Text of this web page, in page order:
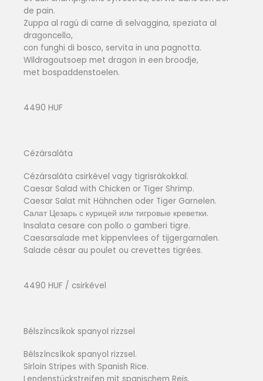
de pain.
Zuppa al ragú di carne di selvaggina, speziata al
dragoncello,
con funghi di bosco, servita in una pagnotta.
Wildragoutsoep met dragon in een broodje,
met bospaddenstoelen.
4490 HUF
Cézársaláta
Cézársaláta csirkével vagy tigrisrákokkal.
Caesar Salad with Chicken or Tiger Shrimp.
Caesar Salat mit Hähnchen oder Tiger Garnelen.
Салат Цезарь с курицей или тигровые креветки.
Insalata cesare con pollo o gamberi tigre.
Caesarsalade met kippenvlees of tijgergarnalen.
Salade césar au poulet ou crevettes tigrées.
4490 HUF / csirkével
Bélszíncsíkok spanyol rizzsel
Bélszíncsíkok spanyol rizzsel.
Sirloin Stripes with Spanish Rice.
Lendenstückstreifen mit spanischem Reis.